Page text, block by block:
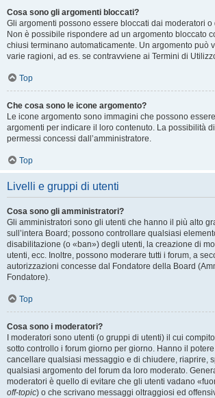
Cosa sono gli argomenti bloccati?
Gli argomenti possono essere bloccati dai moderatori o
Non è possibile rispondere ad un argomento bloccato
chiusi terminano automaticamente. Un argomento può
varie ragioni, ad es. se contravviene ai Termini di
Top
Che cosa sono le icone argomento?
Le icone argomento sono immagini che possono
argomenti per indicare il loro contenuto. La possibilità
permessi concessi dall’amministratore.
Top
Livelli e gruppi di utenti
Cosa sono gli amministratori?
Gli amministratori sono gli utenti che hanno il più alto
sull’intera Board; possono controllare qualsiasi
disabilitazione (o «ban») degli utenti, la creazione di
utenti, ecc. Inoltre, possono moderare tutti i forum, a
autorizzazioni concesse dal Fondatore della Board
Fondatore).
Top
Cosa sono i moderatori?
I moderatori sono utenti (o gruppi di utenti) il cui
sotto controllo i forum giorno per giorno. Hanno il
cancellare qualsiasi messaggio e di chiudere, riaprire,
qualsiasi argomento del forum da loro moderato.
moderatori è quello di evitare che gli utenti vadano
off-topic) o che scrivano messaggi oltraggiosi ed